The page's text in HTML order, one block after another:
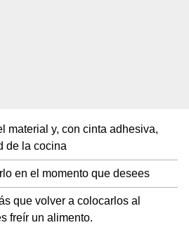
material y, con cinta adhesiva,
de la cocina
en el momento que desees
que volver a colocarlos al
freír un alimento.